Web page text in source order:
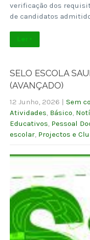
verificação dos
de candidatos
Ler +
SELO ESCOLA
(AVANÇADO)
12 Junho, 2026 | Sem
Atividades Básico
Educativos Pessoal
escolar Projectos e